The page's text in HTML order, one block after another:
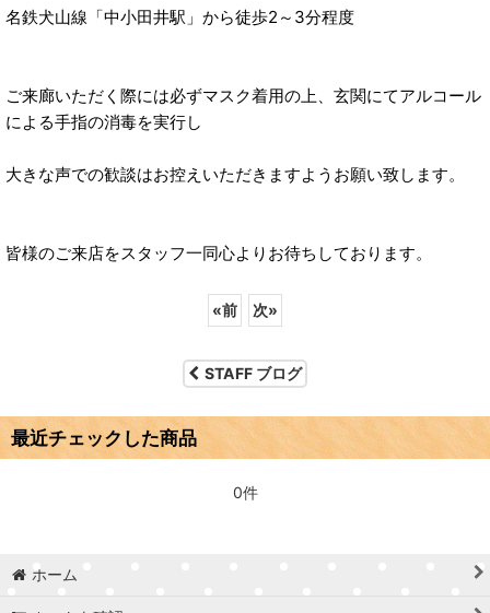
名鉄犬山線「中小田井駅」から徒歩2～3分程度
ご来廊いただく際には必ずマスク着用の上、玄関にてアルコール
による手指の消毒を実行し
大きな声での歓談はお控えいただきますようお願い致します。
皆様のご来店をスタッフ一同心よりお待ちしております。
«前 次»
STAFF ブログ
最近チェックした商品
0件
ホーム